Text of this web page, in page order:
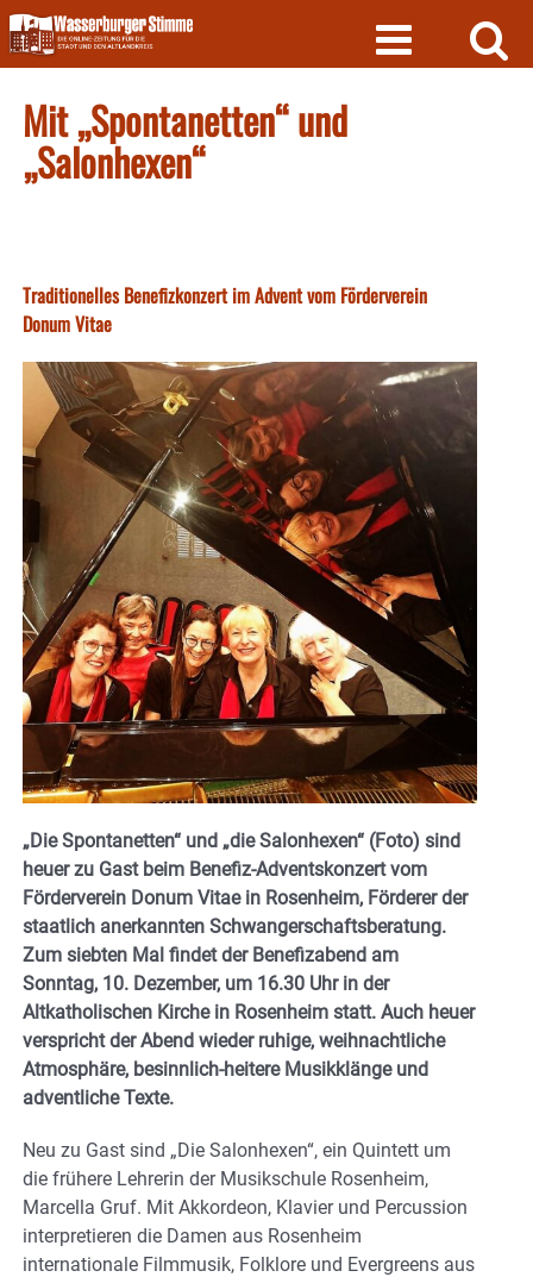
Skip
to
content
Mit „Spontanetten“ und
„Salonhexen“
Traditionelles Benefizkonzert im Advent vom Förderverein
Donum Vitae
„Die Spontanetten“ und „die Salonhexen“ (Foto) sind
heuer zu Gast beim Benefiz-Adventskonzert vom
Förderverein Donum Vitae in Rosenheim, Förderer der
staatlich anerkannten Schwangerschaftsberatung.
Zum siebten Mal findet der Benefizabend am
Sonntag, 10. Dezember, um 16.30 Uhr in der
Altkatholischen Kirche in Rosenheim statt. Auch heuer
verspricht der Abend wieder ruhige, weihnachtliche
Atmosphäre, besinnlich-heitere Musikklänge und
adventliche Texte.
Neu zu Gast sind „Die Salonhexen“, ein Quintett um
die frühere Lehrerin der Musikschule Rosenheim,
Marcella Gruf. Mit Akkordeon, Klavier und Percussion
interpretieren die Damen aus Rosenheim
internationale Filmmusik, Folklore und Evergreens aus